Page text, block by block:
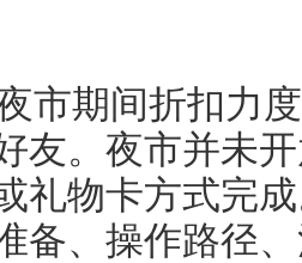
市期间折扣力
友。夜市并未
礼物卡方式完
备、操作路径